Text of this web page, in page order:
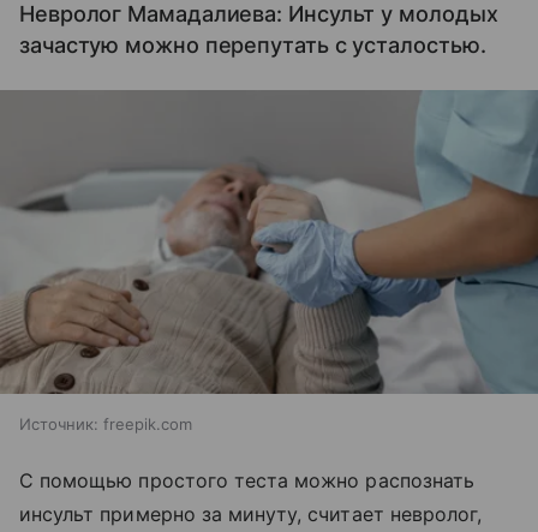
Невролог Мамадалиева: Инсульт у молодых
зачастую можно перепутать с усталостью.
Источник: freepik.com
С помощью простого теста можно распознать
инсульт примерно за минуту, считает невролог,